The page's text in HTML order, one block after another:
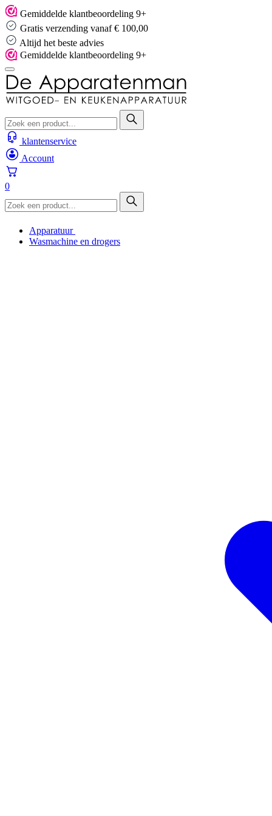
Skip
to
content
Gemiddelde klantbeoordeling 9+
Gratis verzending vanaf € 100,00
Altijd het beste advies
Gemiddelde klantbeoordeling 9+
klantenservice
Account
0
Apparatuur
Wasmachine en drogers